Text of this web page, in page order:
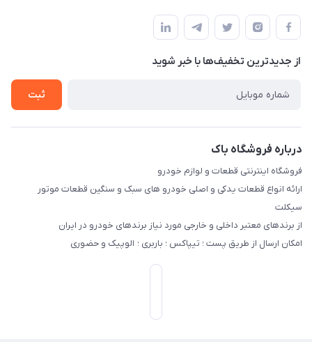
لیست محصولات
درباره ما
قوانین و مقررات
حریم خصوصی
راهنما
از جدید‌ترین تخفیف‌ها با‌ خبر شوید
ثبت
درباره فروشگاه باک
فروشگاه اینترنتی قطعات و لوازم خودرو
ارائه انواع قطعات یدکی و اصلی خودرو های سبک و سنگین قطعات موتور
سیکلت
از برندهای معتبر داخلی و خارجی مورد نیاز برندهای خودرو در ایران
امکان ارسال از طریق پست ؛ تیپاکس ؛ باربری ؛ الوپیک و حضوری